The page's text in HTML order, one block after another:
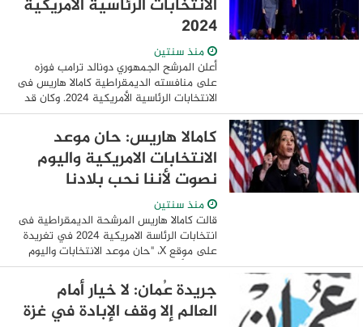
الانتخابات الرئاسية الأمريكية
2024
منذ سنتين
أعلن المرشح الجمهوري دونالد ترامب فوزه
على منافسته الديمقراطية كامالا هاريس فى
الانتخابات الرئاسية الأمريكية 2024. وكان قد
فاز المرشح الجمهورى دونالد ترامب فى سباق
الانتخابات الرئاسية الأمريكية فى ...
كامالا هاريس: حان موعد
الانتخابات الامريكية واليوم
نصوت لأننا نحب بلادنا
منذ سنتين
قالت كامالا هاريس المرشحة الديمقراطية فى
انتخابات الرئاسة الامريكية 2024 في تغريدة
على موقع X، "حان موعد الانتخابات واليوم
نصوت لأننا نحب بلادنا ونؤمن بها". وخلال
حملتها الانتخابية القصيرة نسبياً ...
جريدة عُمان: لا خيار أمام
العالم إلا وقف الإبادة في غزة